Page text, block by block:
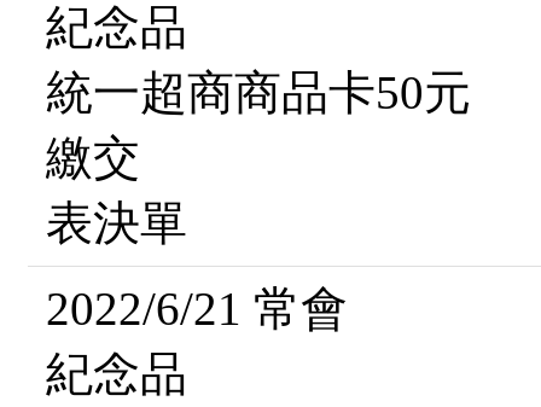
紀念品
統一超商商品卡50元
繳交
表決單
2022/6/21 常會
紀念品